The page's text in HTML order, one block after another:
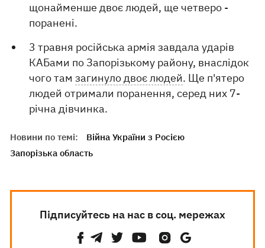
щонайменше двоє людей, ще четверо -
поранені.
3 травня російська армія завдала ударів
КАБами по Запорізькому району, внаслідок
чого тамзагинуло двоє людей. Ще п'ятеро
людей отримали поранення, серед них 7-
річна дівчинка.
Новини по темі:
Війна України з Росією
Запорізька область
Підписуйтесь на нас в соц. мережах